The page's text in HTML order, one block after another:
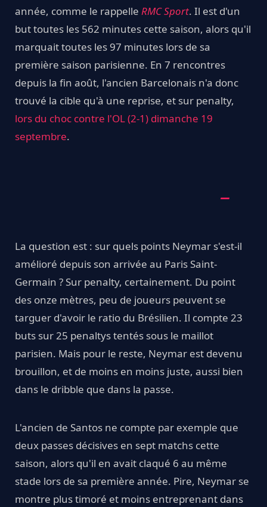
année, comme le rappelle RMC Sport. Il est d'un
but toutes les 562 minutes cette saison, alors qu'il
marquait toutes les 97 minutes lors de sa
première saison parisienne. En 7 rencontres
depuis la fin août, l'ancien Barcelonais n'a donc
trouvé la cible qu'à une reprise, et sur penalty,
lors du choc contre l'OL (2-1) dimanche 19
septembre.
La question est : sur quels points Neymar s'est-il
amélioré depuis son arrivée au Paris Saint-
Germain ? Sur penalty, certainement. Du point
des onze mètres, peu de joueurs peuvent se
targuer d'avoir le ratio du Brésilien. Il compte 23
buts sur 25 penaltys tentés sous le maillot
parisien. Mais pour le reste, Neymar est devenu
brouillon, et de moins en moins juste, aussi bien
dans le dribble que dans la passe.
L'ancien de Santos ne compte par exemple que
deux passes décisives en sept matchs cette
saison, alors qu'il en avait claqué 6 au même
stade lors de sa première année. Pire, Neymar se
montre plus timoré et moins entreprenant dans